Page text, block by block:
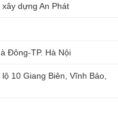
dựng An Phát
Đông-TP. Hà Nội
10 Giang Biên, Vĩnh Bảo,